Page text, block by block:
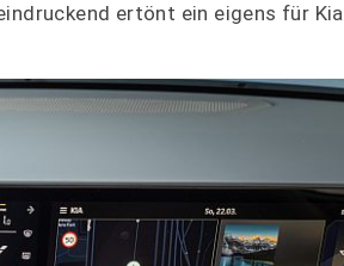
ertönt ein eigens für Kia